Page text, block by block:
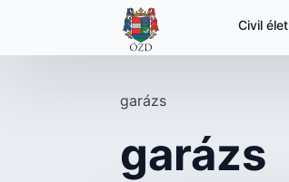
Civil élet
garázs
garázs